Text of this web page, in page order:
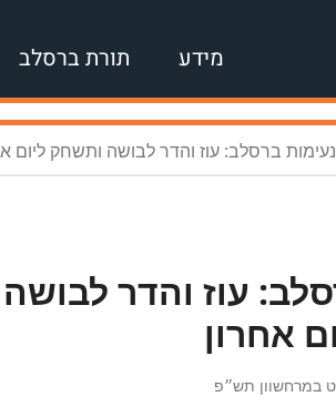
מידע תורת ברסלב
נעימות ברסלב: עוז והדר לבושה ותשחק ליום
עוז והדר לבושה
אחרון
במרחשוון תש״פ